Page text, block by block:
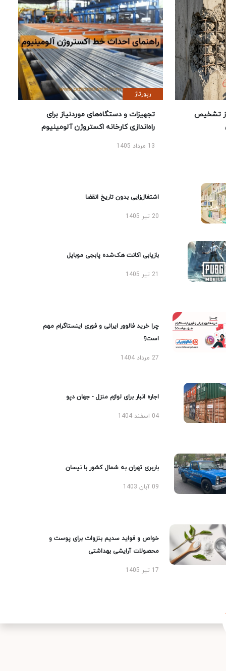
تشخیص
رپورتاژ
تجهیزات و دستگاه‌های موردنیاز برای
راه‌اندازی کارخانه اکستروژن آلومینیوم
13 مرداد 1405
اشتغال‌زایی بدون تاریخ انقضا
20 تیر 1405
بازیابی اکانت هک‌شده پابجی موبایل
چرا خرید فالوور ایرانی و فوری اینستاگرام مهم
است؟
27 مرداد 1404
اجاره انبار برای لوازم منزل - جهان دپو
04 اسفند 1404
باربری تهران به شمال کشور با نیسان
09 آبان 1403
خواص و فواید سدیم بنزوات برای پوست و
محصولات آرایشی بهداشتی
17 تیر 1405